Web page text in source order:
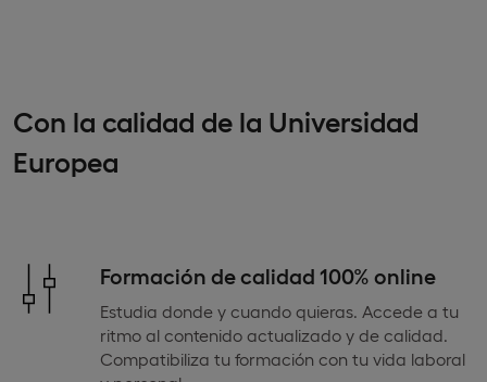
Con la calidad de la Universidad
Europea
Formación de calidad 100% online
Estudia donde y cuando quieras. Accede a tu
ritmo al contenido actualizado y de calidad.
Compatibiliza tu formación con tu vida laboral